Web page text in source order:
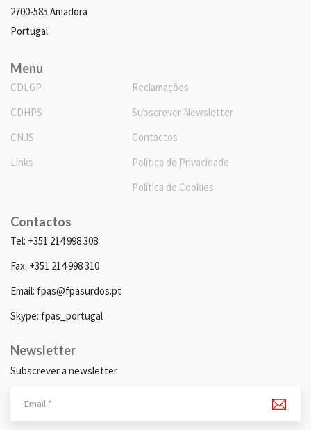
2700-585 Amadora
Portugal
Menu
CDLGP
CDHPS
CNJS
Links
Reclamações
Subscrever Newsletter
Contactos
Política de Privacidade
Política de Cookies
Contactos
Tel: +351 214 998 308
Fax: +351 214 998 310
Email: fpas@fpasurdos.pt
Skype: fpas_portugal
Newsletter
Subscrever a newsletter